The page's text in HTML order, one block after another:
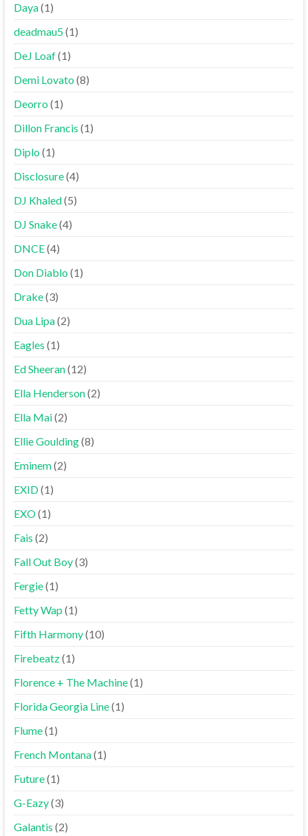
Daya(1)
deadmau5(1)
DeJ Loaf(1)
Demi Lovato(8)
Deorro(1)
Dillon Francis (1)
Diplo(1)
Disclosure(4)
DJ Khaled(5)
DJ Snake(4)
DNCE(4)
Don Diablo(1)
Drake(3)
Dua Lipa(2)
Eagles (1)
Ed Sheeran(12)
Ella Henderson(2)
Ella Mai(2)
Ellie Goulding(8)
Eminem(2)
EXID(1)
EXO(1)
Fais (2)
Fall Out Boy(3)
Fergie(1)
Fetty Wap (1)
Fifth Harmony(10)
Firebeatz(1)
Florence + The Machine(1)
Florida Georgia Line(1)
Flume(1)
French Montana(1)
Future(1)
G-Eazy(3)
Galantis (2)